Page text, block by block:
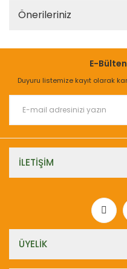
Önerileriniz
E-
Duyuru listemize kayıt olarak
İLETİŞİM
ÜYELİK